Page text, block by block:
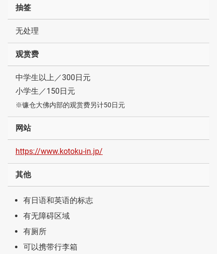
抽签
无处理
观赏费
中学生以上／300日元
小学生／150日元
※镰仓大佛内部的观赏费另计50日元
网站
https://www.kotoku-in.jp/
其他
有日语和英语的标志
有无障碍区域
有厕所
可以携带行李箱